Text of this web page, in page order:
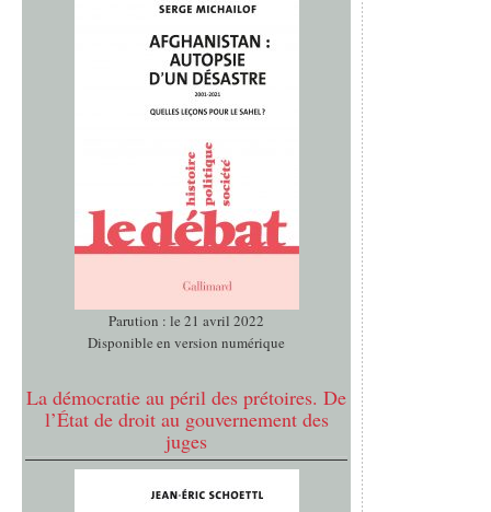
Parution : le 21 avril 2022
Disponible en version numérique
La démocratie au péril des prétoires. De
l’État de droit au gouvernement des
juges